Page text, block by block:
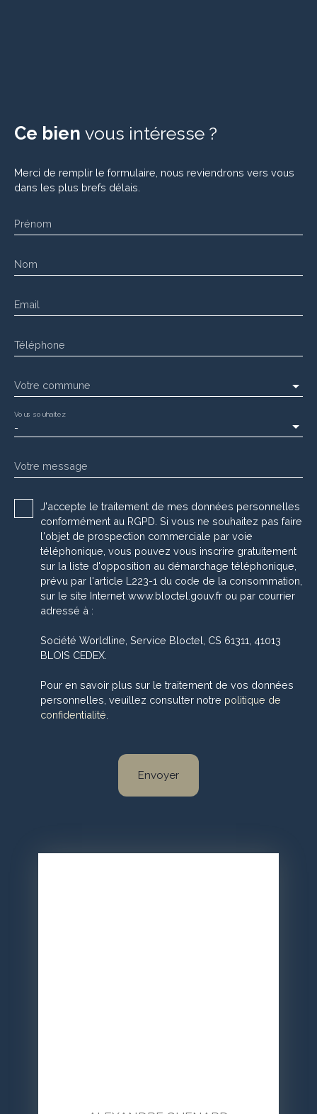
Ce bien vous intéresse ?
Merci de remplir le formulaire, nous reviendrons vers vous
dans les plus brefs délais.
Prénom
Nom
Email
Téléphone
Votre commune
-
Vous souhaitez
Votre message
J'accepte le traitement de mes données personnelles
conformément au RGPD. Si vous ne souhaitez pas faire
l'objet de prospection commerciale par voie
téléphonique, vous pouvez vous inscrire gratuitement
sur la liste d'opposition au démarchage téléphonique,
prévu par l'article L223-1 du code de la consommation,
sur le site Internet www.bloctel.gouv.fr ou par courrier
adressé à :
Société Worldline, Service Bloctel, CS 61311, 41013
BLOIS CEDEX.
Pour en savoir plus sur le traitement de vos données
personnelles, veuillez consulter notre politique de
confidentialité
Envoyer